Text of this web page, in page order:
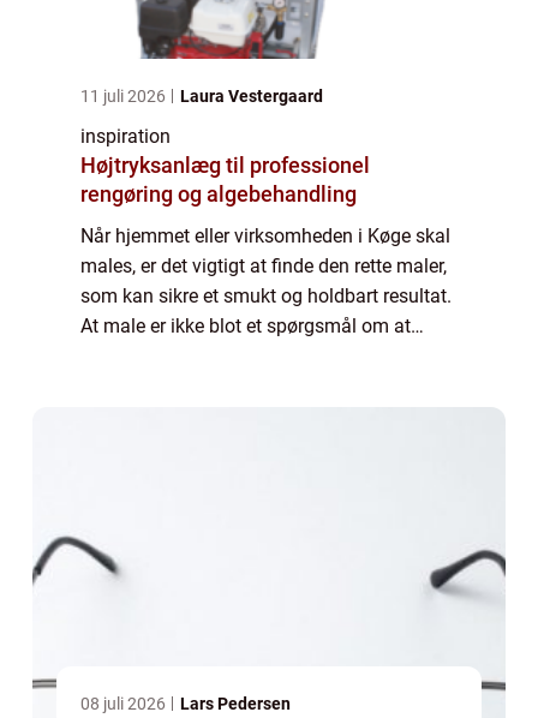
11 juli 2026 Laura Vestergaard
inspiration
Højtryksanlæg til professionel
rengøring og algebehandling
Når hjemmet eller virksomheden i Køge skal
males, er det vigtigt at finde den rette maler,
som kan sikre et smukt og holdbart resultat.
At male er ikke blot et spørgsmål om at
08 juli 2026 Lars Pedersen